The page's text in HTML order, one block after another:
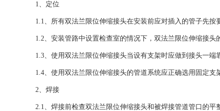
1、定位
1.1、所有双法兰限位伸缩接头在安装前应对插入的管子先
1.2、安装管路中设置检查室的情况下，双法兰限位伸缩接头
1.3、使用双法兰限位伸缩接头当设有支架时应做到接头一
1.4、使用双法兰限位伸缩接头的管道系统应正确选用固定
2、焊接
2.1、焊接前检查双法兰限位伸缩接头和被焊接管道管口的